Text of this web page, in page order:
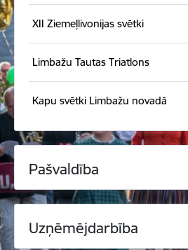
XII Ziemeļlivonijas svētki
Limbažu Tautas Triatlons
Kapu svētki Limbažu novadā
Pašvaldība
Uzņēmējdarbība